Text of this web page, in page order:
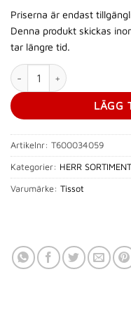
Priserna är endast
Denna produkt skickas
tar längre tid.
Tissot Brunt
LÄGG
Artikelnr: T600034059
Kategorier: HERR SORTIMENT
Varumärke: Tissot